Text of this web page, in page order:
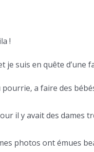
!
je suis en quête d’une
pourrie, a faire des
il y avait des
photos ont émues